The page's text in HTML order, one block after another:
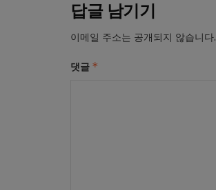
답글 남기기
이메일 주소는 공개되지 않습니다.
댓글 *